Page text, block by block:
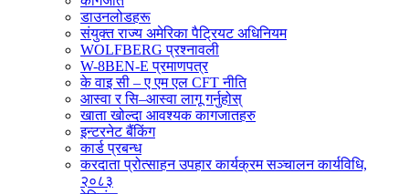
डाउनलोडहरू
संयुक्त राज्य अमेरिका पैट्रियट अधिनियम
WOLFBERG प्रश्नावली
W-8BEN-E प्रमाणपत्र
के वाइ सी – ए एम एल CFT नीति
आस्वा र सि–आस्वा लागू गर्नुहोस्
खाता खोल्दा आवश्यक कागजातहरु
इन्टरनेट बैंकिंग
कार्ड प्रबन्ध
करदाता प्रोत्साहन उपहार कार्यक्रम सञ्चालन कार्यविधि,
२०८३